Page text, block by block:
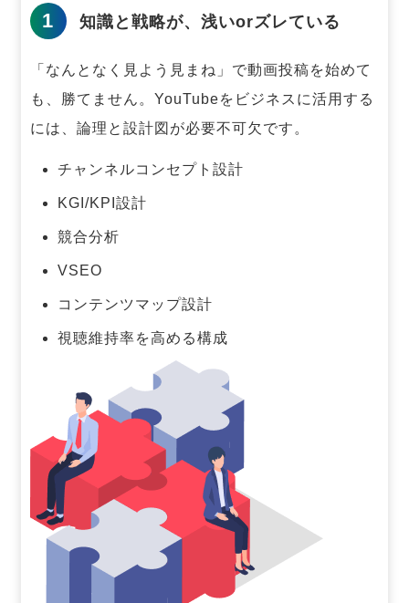
1 知識と戦略が、浅いorズレている
「なんとなく見よう見まね」で動画投稿を始めて
も、勝てません。 YouTubeをビジネスに活用する
には、論理と設計図が必要不可欠です。
チャンネルコンセプト設計
KGI/KPI設計
競合分析
VSEO
コンテンツマップ設計
視聴維持率を高める構成